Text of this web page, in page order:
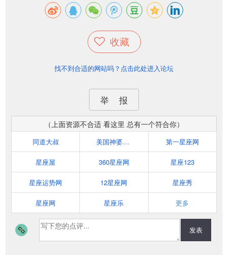
收藏
找不到合适的网站吗？点击此处进入论坛
举 报
（上面资源不合适 看这里 总有一个符合你）
同道大叔 美国神婆星座网 第一星座网
星座屋 360星座网 星座123
星座运势网 12星座网 星座秀
星座网 星座乐 更多
发表